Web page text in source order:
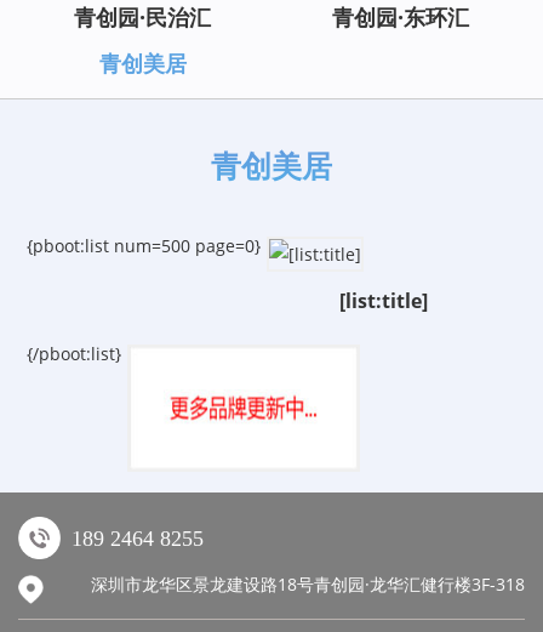
青创园·民治汇
青创园·东环汇
青创美居
青创美居
{pboot:list num=500 page=0}
[list:title]
{/pboot:list}
189 2464 8255
深圳市龙华区景龙建设路18号青创园·龙华汇健行楼3F-318